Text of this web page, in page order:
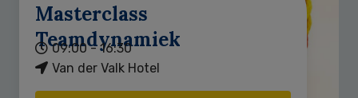
Masterclass
Teamdynamiek
09:00 - 16:30
Van der Valk Hotel